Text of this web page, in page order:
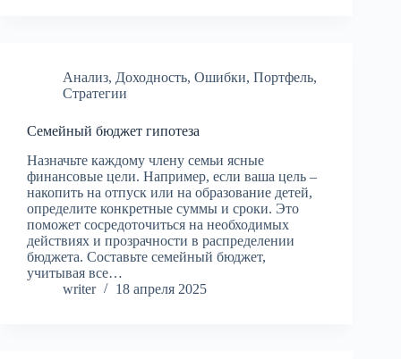
Анализ, Доходность, Ошибки, Портфель,
Стратегии
Семейный бюджет гипотеза
Назначьте каждому члену семьи ясные
финансовые цели. Например, если ваша цель –
накопить на отпуск или на образование детей,
определите конкретные суммы и сроки. Это
поможет сосредоточиться на необходимых
действиях и прозрачности в распределении
бюджета. Составьте семейный бюджет,
учитывая все…
writer
18 апреля 2025